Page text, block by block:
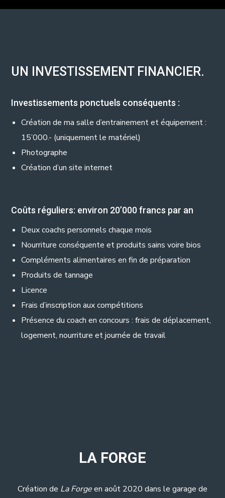
UN INVESTISSEMENT FINANCIER.
Investissements ponctuels conséquents :
Création de ma salle d’entrainement et équipement :
15’000.- (uniquement le matériel)
Photographe
Création d’un site internet
Coûts réguliers: environ 20’000 francs par an
Deux coachs personnels chaque mois
Nourriture conséquente et produits sains voire bios
Compléments alimentaires en fin de préparation
Produits de tannage
Licence
Frais d’inscription aux compétitions
Présence du coach en concours : frais de déplacement,
logement, nourriture et journée de travail
LA FORGE
Création de La Forgeen août 2020 dans le garage de